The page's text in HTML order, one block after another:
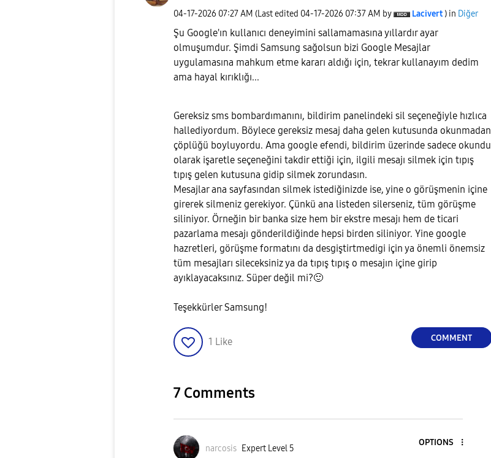
‎04-17-2026 07:27 AM (Last edited ‎04-17-2026 07:37 AM by Lacivert ) in Diğer
Şu Google'ın kullanıcı deneyimini sallamamasına yıllardır ayar
olmuşumdur. Şimdi Samsung sağolsun bizi Google Mesajlar
uygulamasına mahkum etme kararı aldığı için, tekrar kullanayım dedim
ama hayal kırıklığı...
Gereksiz sms bombardımanını, bildirim panelindeki sil seçeneğiyle hızlıca
hallediyordum. Böylece gereksiz mesaj daha gelen kutusunda okunmadan
çöplüğü boyluyordu. Ama google efendi, bildirim üzerinde sadece okundu
olarak işaretle seçeneğini takdir ettiği için, ilgili mesajı silmek için tıpış
tıpış gelen kutusuna gidip silmek zorundasın.
Mesajlar ana sayfasından silmek istediğinizde ise, yine o görüşmenin içine
girerek silmeniz gerekiyor. Çünkü ana listeden silerseniz, tüm görüşme
siliniyor. Örneğin bir banka size hem bir ekstre mesajı hem de ticari
pazarlama mesajı gönderildiğinde hepsi birden siliniyor. Yine google
hazretleri, görüşme formatını da desgiştirtmedigi için ya önemli önemsiz
tüm mesajları sileceksiniz ya da tıpış tıpış o mesajın içine girip
ayıklayacaksınız. Süper değil mi?🙂
Teşekkürler Samsung!
1 Like COMMENT
7 Comments
narcosis Expert Level 5
OPTIONS